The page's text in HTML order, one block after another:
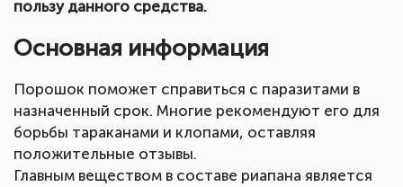
пользу данного средства.
Основная информация
Порошок поможет справиться с паразитами в
назначенный срок. Многие рекомендуют его для
борьбы тараканами и клопами, оставляя
положительные отзывы.
Главным веществом в составе риапана является